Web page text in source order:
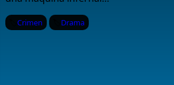
Crimen Drama